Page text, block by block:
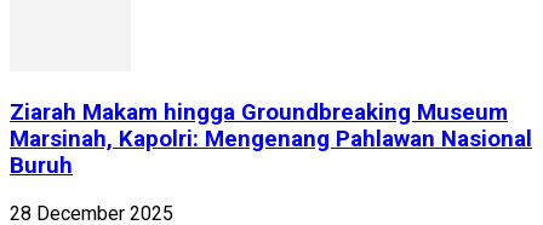
Ziarah Makam hingga Groundbreaking Museum
Marsinah, Kapolri: Mengenang Pahlawan Nasional
Buruh
28 December 2025